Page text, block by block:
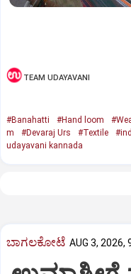
TEAM UDAYAVANI
#Banahatti #Hand loom
m
#Devaraj Urs #Textile
udayavani kannada
ಬಾಗಲಕೋಟೆ AUG 3, 2026,